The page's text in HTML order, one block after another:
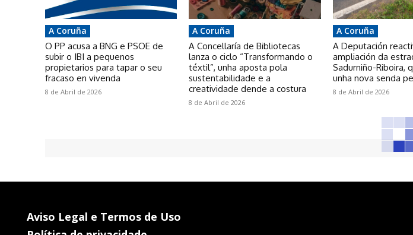
A Coruña
O PP acusa a BNG e PSOE de
subir o IBI a pequenos
propietarios para tapar o seu
fracaso en vivenda
8 de Abril de 2026
A Coruña
A Concellaría de Bibliotecas
lanza o ciclo “Transformando o
téxtil”, unha aposta pola
sustentabilidade e a
creatividade dende a costura
8 de Abril de 2026
A Coruña
A Deputación
ampliación da
Sadurniño-Riboira,
unha nova senda
8 de Abril de 2026
Aviso Legal e Termos de Uso